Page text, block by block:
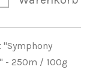
"Symphony
- 250m / 100g